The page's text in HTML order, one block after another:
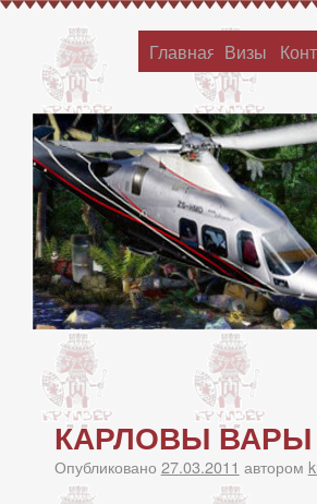
Главная Визы
КАРЛОВЫ ВАРЫ
Опубликовано 27.03.2011 автором